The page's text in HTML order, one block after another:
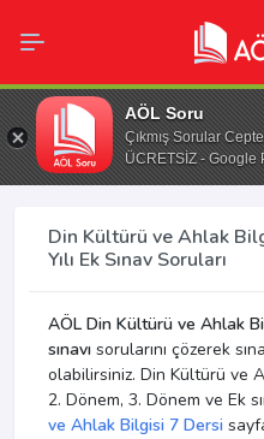
AÖL Soru
Çıkmış Sorular Cepte
ÜCRETSİZ - Google
Din Kültürü ve Ahlak
Yılı Ek Sınav Soruları
AÖL Din Kültürü ve Ahlak
sınavı sorularını çözerek
olabilirsiniz. Din Kültürü ve
2. Dönem, 3. Dönem ve Ek
ve Ahlak Bilgisi 7 Dersi